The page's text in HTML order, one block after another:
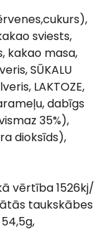
sviests,
kakao masa,
SŪKALU
LAKTOZE,
dabīgs
35%),
dioksīds),
vērtība 1526kj/
taukskābes